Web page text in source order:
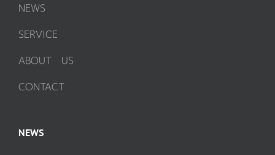
NEWS
SERVICE
ABOUT US
CONTACT
NEWS